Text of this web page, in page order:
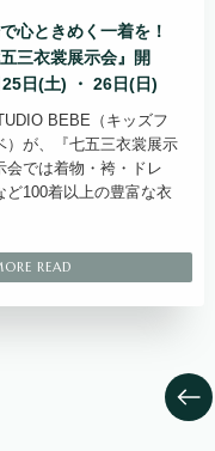
心ときめく一着を！
三衣裳展示会』開
日(土) ・ 26日(日)
BEBE（キッズフ
）が、『七五三衣裳展示
会では着物・袴・ドレ
ど100着以上の豊富な衣